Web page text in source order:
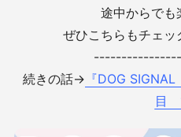
途中からで
ぜひこちらもチェッ
続きの話→ 『DOG
目